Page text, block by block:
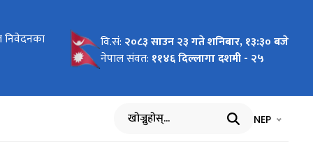
निवेदनका
वि.सं: २०८३ साउन २३ गते शनिबार, १३:३० बजे
नेपाल संवत: ११४६ दिल्लागा दशमी - २५
खोज्नुहोस् भाषा चयन
NEP